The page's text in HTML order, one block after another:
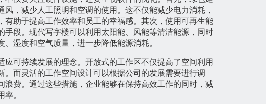
，减少人工照明和空调的使用。这不仅能减少电力消耗，
有助于提高工作效率和员工的幸福感。其次，使用可再生能
手段。现代写字楼可以利用太阳能、风能等清洁能源，同时
湿度和空气质量，进一步降低能源消耗。
应可持续发展的理念。开放式的工作区不仅提高了空间利用
。而灵活的工作空间设计可以根据公司的发展需要进行调
浪费。通过这些措施，企业能够在保持高效工作的同时，减
。